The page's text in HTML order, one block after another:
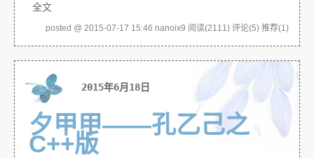
全文
posted @ 2015-07-17 15:46 nanoix9 阅读(2111) 评论(5) 推荐(1)
2015年6月18日
夕甲甲——孔乙己之
C++版